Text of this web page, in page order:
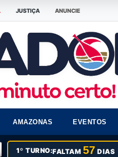
JUSTIÇA ANUNCIE
AMAZONAS EVENTOS
1º TURNO:FALTAM 57 DIAS